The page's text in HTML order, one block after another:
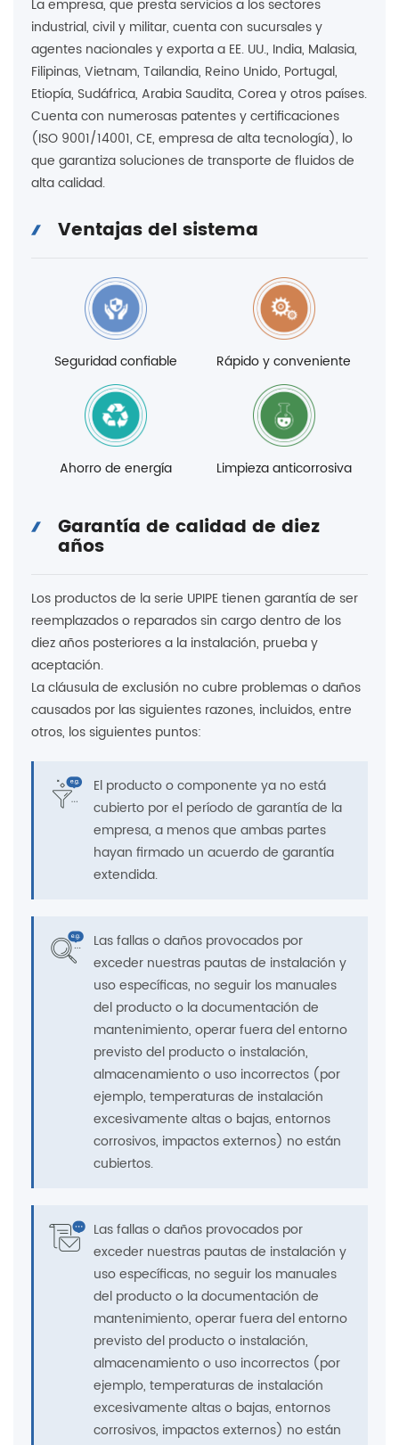
La empresa, que presta servicios a los sectores
industrial, civil y militar, cuenta con sucursales y
agentes nacionales y exporta a EE. UU., India, Malasia,
Filipinas, Vietnam, Tailandia, Reino Unido, Portugal,
Etiopía, Sudáfrica, Arabia Saudita, Corea y otros países.
Cuenta con numerosas patentes y certificaciones
(ISO 9001/14001, CE, empresa de alta tecnología), lo
que garantiza soluciones de transporte de fluidos de
alta calidad.
Ventajas del sistema
Seguridad confiable Rápido y conveniente
Ahorro de energía Limpieza anticorrosiva
Garantía de calidad de diez
años
Los productos de la serie UPIPE tienen garantía de ser
reemplazados o reparados sin cargo dentro de los
diez años posteriores a la instalación, prueba y
aceptación.
La cláusula de exclusión no cubre problemas o daños
causados ​​por las siguientes razones, incluidos, entre
otros, los siguientes puntos:
El producto o componente ya no está
cubierto por el período de garantía de la
empresa, a menos que ambas partes
hayan firmado un acuerdo de garantía
extendida.
Las fallas o daños provocados por
exceder nuestras pautas de instalación y
uso específicas, no seguir los manuales
del producto o la documentación de
mantenimiento, operar fuera del entorno
previsto del producto o instalación,
almacenamiento o uso incorrectos (por
ejemplo, temperaturas de instalación
excesivamente altas o bajas, entornos
corrosivos, impactos externos) no están
cubiertos.
Las fallas o daños provocados por
exceder nuestras pautas de instalación y
uso específicas, no seguir los manuales
del producto o la documentación de
mantenimiento, operar fuera del entorno
previsto del producto o instalación,
almacenamiento o uso incorrectos (por
ejemplo, temperaturas de instalación
excesivamente altas o bajas, entornos
corrosivos, impactos externos) no están